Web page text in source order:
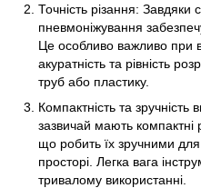
Точність різання: Завдяки
пневмоніжування
Це особливо важливо при
акуратність та рівність
труб або пластику.
Компактність та
зазвичай мають компактні
що робить їх зручними
просторі. Легка вага
тривалому використанні.